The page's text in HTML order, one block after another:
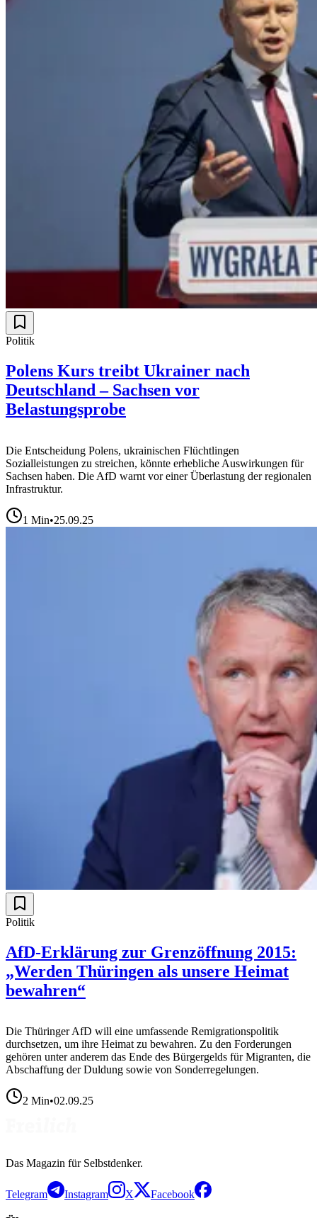
Politik
Polens Kurs treibt Ukrainer nach
Deutschland – Sachsen vor
Belastungsprobe
Die Entscheidung Polens, ukrainischen Flüchtlingen
Sozialleistungen zu streichen, könnte erhebliche Auswirkungen für
Sachsen haben. Die AfD warnt vor einer Überlastung der regionalen
Infrastruktur.
1 Min•25.09.25
Politik
AfD-Erklärung zur Grenzöffnung 2015:
„Werden Thüringen als unsere Heimat
bewahren“
Die Thüringer AfD will eine umfassende Remigrationspolitik
durchsetzen, um ihre Heimat zu bewahren. Zu den Forderungen
gehören unter anderem das Ende des Bürgergelds für Migranten, die
Abschaffung der Duldung sowie von Sonderregelungen.
2 Min•02.09.25
Das Magazin für Selbstdenker.
Telegram Instagram X Facebook